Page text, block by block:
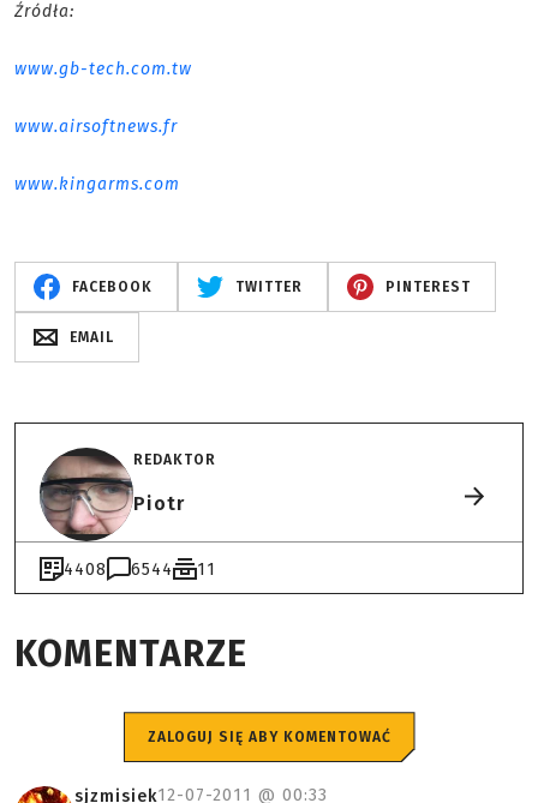
Źródła:
www.gb-tech.com.tw
www.airsoftnews.fr
www.kingarms.com
FACEBOOK TWITTER PINTEREST
EMAIL
REDAKTOR
Piotr
4408 6544 11
KOMENTARZE
ZALOGUJ SIĘ ABY KOMENTOWAĆ
sjzmisiek12-07-2011 @ 00:33